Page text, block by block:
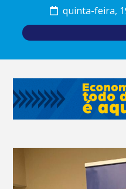
quinta-feira,